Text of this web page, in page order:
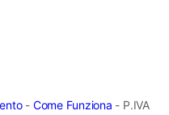
- Come Funziona - P.IVA